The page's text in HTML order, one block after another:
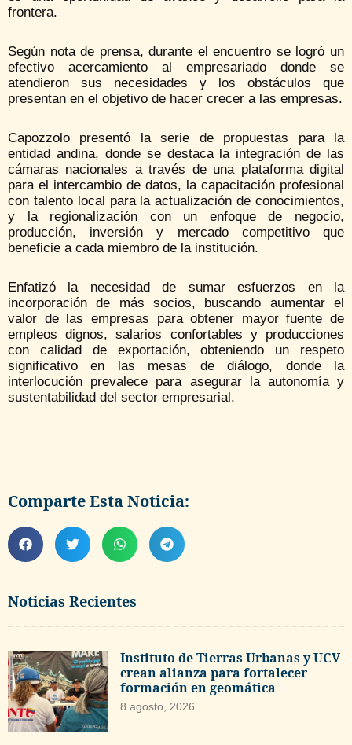
Noticias Recientes
Instituto de Tierras Urbanas y UCV
crean alianza para fortalecer
formación en geomática
8 agosto, 2026
frontera.
Según nota de prensa, durante el encuentro se logró un
efectivo acercamiento al empresariado donde se
atendieron sus necesidades y los obstáculos que
presentan en el objetivo de hacer crecer a las empresas.
Capozzolo presentó la serie de propuestas para la
entidad andina, donde se destaca la integración de las
cámaras nacionales a través de una plataforma digital
para el intercambio de datos, la capacitación profesional
con talento local para la actualización de conocimientos,
y la regionalización con un enfoque de negocio,
producción, inversión y mercado competitivo que
beneficie a cada miembro de la institución.
Enfatizó la necesidad de sumar esfuerzos en la
incorporación de más socios, buscando aumentar el
valor de las empresas para obtener mayor fuente de
empleos dignos, salarios confortables y producciones
con calidad de exportación, obteniendo un respeto
significativo en las mesas de diálogo, donde la
interlocución prevalece para asegurar la autonomía y
sustentabilidad del sector empresarial.
Comparte Esta Noticia: